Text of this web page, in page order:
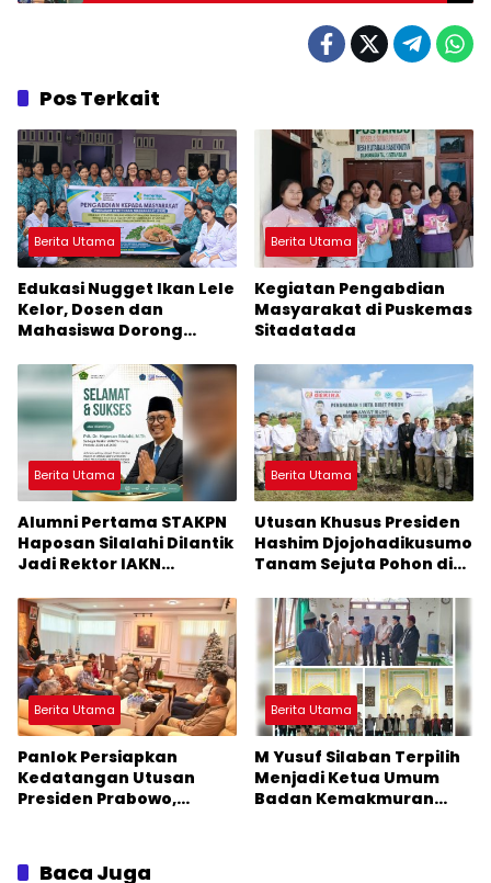
Pos Terkait
Berita Utama
Edukasi Nugget Ikan Lele
Kelor, Dosen dan
Mahasiswa Dorong
Desa Silangkitang
Kecamatan Pahae Jae
Berita Utama
Kegiatan Pengabdian
Masyarakat di Puskemas
Sitadatada
Berita Utama
Alumni Pertama STAKPN
Haposan Silalahi Dilantik
Jadi Rektor IAKN
Alumni Siap Membekap
Berita Utama
Utusan Khusus Presiden
Hashim Djojohadikusumo
Tanam Sejuta Pohon di
Ketahanan Ekologi
Berita Utama
Panlok Persiapkan
Kedatangan Utusan
Presiden Prabowo,
Berita Utama
M Yusuf Silaban Terpilih
Menjadi Ketua Umum
Badan Kemakmuran
Baca Juga